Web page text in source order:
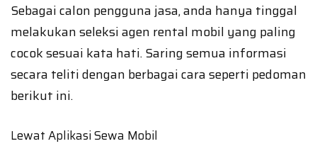
Sebagai calon pengguna jasa, anda hanya tinggal
melakukan seleksi agen rental mobil yang paling
cocok sesuai kata hati. Saring semua informasi
secara teliti dengan berbagai cara seperti pedoman
berikut ini.
Lewat Aplikasi Sewa Mobil